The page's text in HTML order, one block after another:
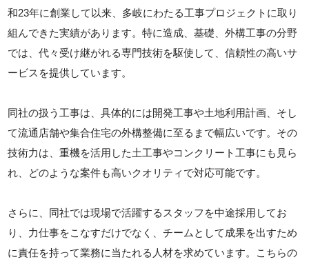
和23年に創業して以来、多岐にわたる工事プロジェクトに取り
組んできた実績があります。特に造成、基礎、外構工事の分野
では、代々受け継がれる専門技術を駆使して、信頼性の高いサ
ービスを提供しています。
同社の扱う工事は、具体的には開発工事や土地利用計画、そし
て流通店舗や集合住宅の外構整備に至るまで幅広いです。その
技術力は、重機を活用した土工事やコンクリート工事にも見ら
れ、どのような案件も高いクオリティで対応可能です。
さらに、同社では現場で活躍するスタッフを中途採用してお
り、力仕事をこなすだけでなく、チームとして成果を出すため
に責任を持って業務に当たれる人材を求めています。こちらの